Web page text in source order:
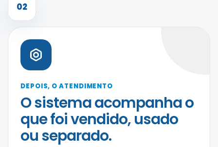
02
DEPOIS, O ATENDIMENTO
O sistema acompanha o
que foi vendido, usado
ou separado.